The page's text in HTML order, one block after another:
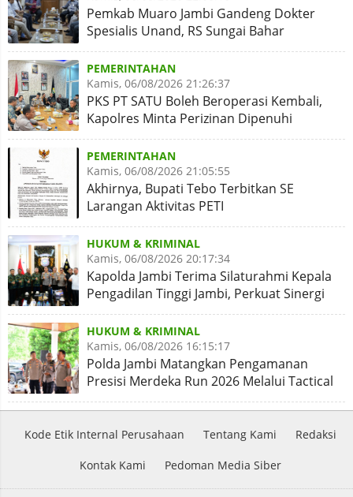
Pemkab Muaro Jambi Gandeng Dokter
Spesialis Unand, RS Sungai Bahar
Disiapkan Naik Kelas
PEMERINTAHAN
Kamis, 06/08/2026 21:26:37
PKS PT SATU Boleh Beroperasi Kembali,
Kapolres Minta Perizinan Dipenuhi
PEMERINTAHAN
Kamis, 06/08/2026 21:05:55
Akhirnya, Bupati Tebo Terbitkan SE
Larangan Aktivitas PETI
HUKUM & KRIMINAL
Kamis, 06/08/2026 20:17:34
Kapolda Jambi Terima Silaturahmi Kepala
Pengadilan Tinggi Jambi, Perkuat Sinergi
Antar Lembaga
HUKUM & KRIMINAL
Kamis, 06/08/2026 16:15:17
Polda Jambi Matangkan Pengamanan
Presisi Merdeka Run 2026 Melalui Tactical
Floor Game
Kode Etik Internal Perusahaan Tentang Kami Redaksi
Kontak Kami Pedoman Media Siber